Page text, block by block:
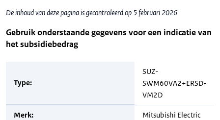
De inhoud van deze pagina is gecontroleerd op 5 februari 2026
Gebruik onderstaande gegevens voor een indicatie van
het subsidiebedrag
Type:
SUZ-
SWM60VA2+ERSD-
VM2D
Merk: Mitsubishi Electric